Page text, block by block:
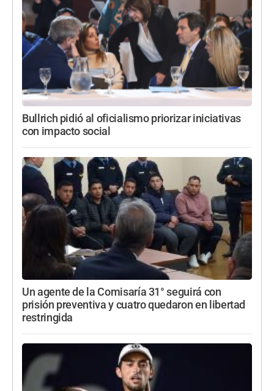
Bullrich pidió al oficialismo priorizar iniciativas
con impacto social
Un agente de la Comisaría 31° seguirá con
prisión preventiva y cuatro quedaron en libertad
restringida